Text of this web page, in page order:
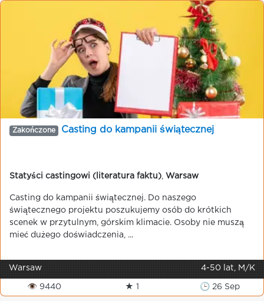
Zakończone Casting do kampanii świątecznej
Statyści castingowi (literatura faktu) Warsaw
Casting do kampanii świątecznej. Do naszego
świątecznego projektu poszukujemy osób do krótkich
scenek w przytulnym, górskim klimacie. Osoby nie muszą
mieć dużego doświadczenia, ...
Warsaw 4-50 lat, M/K
👁 9440 ★ 1 🕒 26 Sep